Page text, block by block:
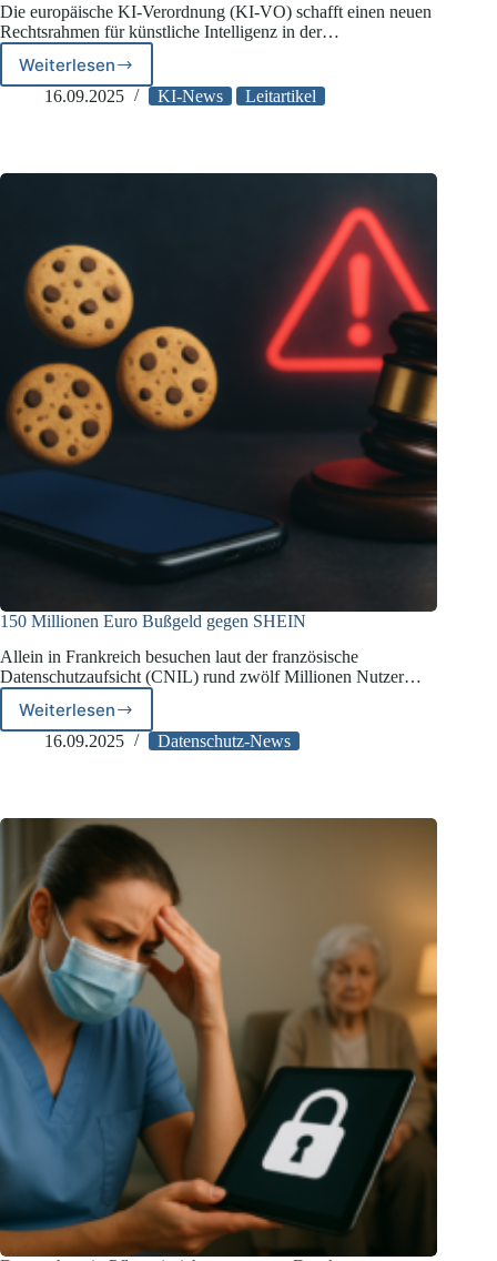
Die europäische KI-Verordnung (KI-VO) schafft einen neuen
Rechtsrahmen für künstliche Intelligenz in der…
WeiterlesenUmsetzung
KI-
Referentenentwurf
16.09.2025 KI-News Leitartikel
150 Millionen Euro Bußgeld gegen SHEIN
Allein in Frankreich besuchen laut der französische
Datenschutzaufsicht (CNIL) rund zwölf Millionen Nutzer…
Weiterlesen
150
Millionen
SHEIN
16.09.2025 Datenschutz-News